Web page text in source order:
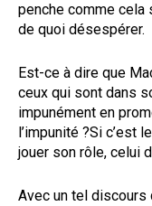
penche comme cela
de quoi désespérer.
Est-ce à dire que
ceux qui sont dans
impunément en
l’impunité ?Si c’est
jouer son rôle, celui
Avec un tel discours